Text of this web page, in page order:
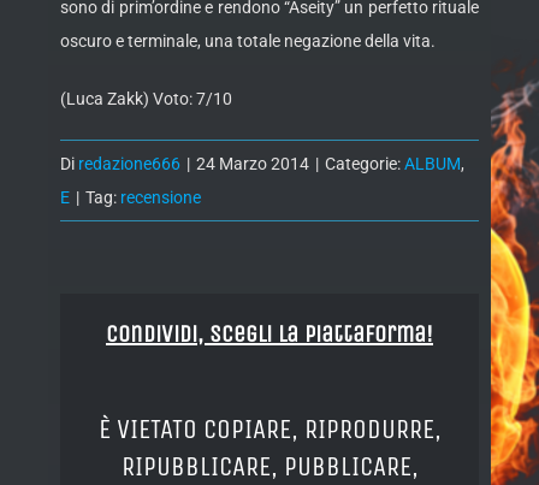
sono di prim’ordine e rendono “Aseity” un perfetto rituale
oscuro e terminale, una totale negazione della vita.
(Luca Zakk) Voto: 7/10
Di redazione666 | 24 Marzo 2014 | Categorie:ALBUM,
E | Tag: recensione
Condividi, Scegli la piattaforma!
È VIETATO COPIARE, RIPRODURRE,
RIPUBBLICARE, PUBBLICARE,